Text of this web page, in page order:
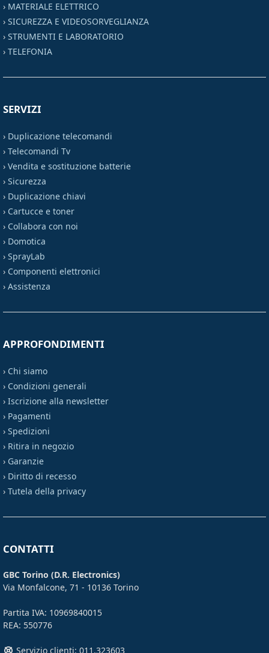
› MATERIALE ELETTRICO
› SICUREZZA E VIDEOSORVEGLIANZA
› STRUMENTI E LABORATORIO
› TELEFONIA
SERVIZI
› Duplicazione telecomandi
› Telecomandi Tv
› Vendita e sostituzione batterie
› Sicurezza
› Duplicazione chiavi
› Cartucce e toner
› Collabora con noi
› Domotica
› SprayLab
› Componenti elettronici
› Assistenza
APPROFONDIMENTI
› Chi siamo
› Condizioni generali
› Iscrizione alla newsletter
› Pagamenti
› Spedizioni
› Ritira in negozio
› Garanzie
› Diritto di recesso
› Tutela della privacy
CONTATTI
GBC Torino (D.R. Electronics)
Via Monfalcone, 71 - 10136 Torino
Partita IVA: 10969840015
REA: 550776
Servizio clienti: 011.323603